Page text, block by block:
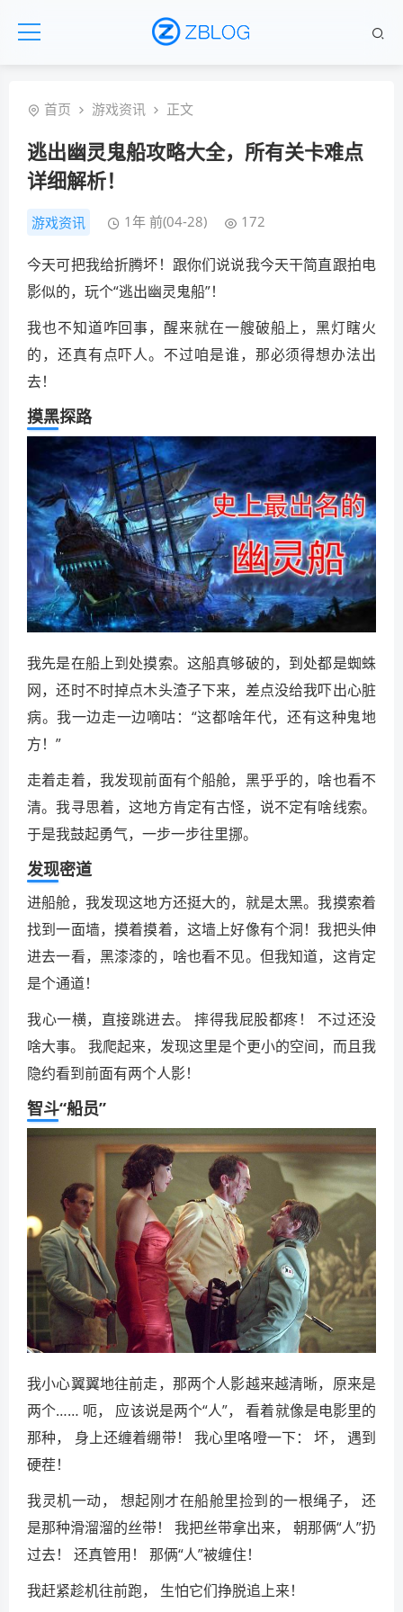
首页 游戏资讯 正文
逃出幽灵鬼船攻略大全，所有关卡难点
详细解析！
游戏资讯 1年 前(04-28) 172
今天可把我给折腾坏！跟你们说说我今天干简直跟拍电
影似的，玩个“逃出幽灵鬼船”！
我也不知道咋回事，醒来就在一艘破船上，黑灯瞎火
的，还真有点吓人。不过咱是谁，那必须得想办法出
去！
摸黑探路
我先是在船上到处摸索。这船真够破的，到处都是蜘蛛
网，还时不时掉点木头渣子下来，差点没给我吓出心脏
病。我一边走一边嘀咕：“这都啥年代，还有这种鬼地
方！”
走着走着，我发现前面有个船舱，黑乎乎的，啥也看不
清。我寻思着，这地方肯定有古怪，说不定有啥线索。
于是我鼓起勇气，一步一步往里挪。
发现密道
进船舱，我发现这地方还挺大的，就是太黑。我摸索着
找到一面墙，摸着摸着，这墙上好像有个洞！我把头伸
进去一看，黑漆漆的，啥也看不见。但我知道，这肯定
是个通道！
我心一横，直接跳进去。 摔得我屁股都疼！ 不过还没
啥大事。 我爬起来，发现这里是个更小的空间，而且我
隐约看到前面有两个人影！
智斗“船员”
我小心翼翼地往前走，那两个人影越来越清晰，原来是
两个…… 呃， 应该说是两个“人”， 看着就像是电影里的
那种， 身上还缠着绷带！ 我心里咯噔一下： 坏， 遇到
硬茬！
我灵机一动， 想起刚才在船舱里捡到的一根绳子， 还
是那种滑溜溜的丝带！ 我把丝带拿出来， 朝那俩“人”扔
过去！ 还真管用！ 那俩“人”被缠住！
我赶紧趁机往前跑， 生怕它们挣脱追上来！